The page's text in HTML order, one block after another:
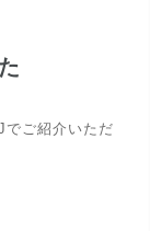
でご紹介いただ